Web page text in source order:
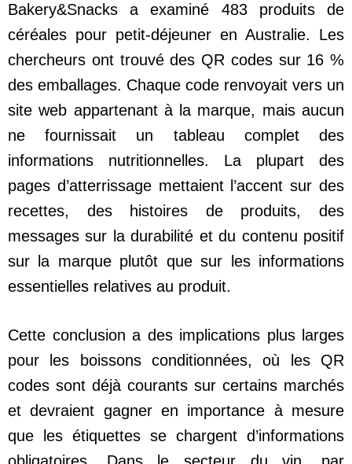
Bakery&Snacks a examiné 483 produits de
céréales pour petit-déjeuner en Australie. Les
chercheurs ont trouvé des QR codes sur 16 %
des emballages. Chaque code renvoyait vers un
site web appartenant à la marque, mais aucun
ne fournissait un tableau complet des
informations nutritionnelles. La plupart des
pages d’atterrissage mettaient l’accent sur des
recettes, des histoires de produits, des
messages sur la durabilité et du contenu positif
sur la marque plutôt que sur les informations
essentielles relatives au produit.
Cette conclusion a des implications plus larges
pour les boissons conditionnées, où les QR
codes sont déjà courants sur certains marchés
et devraient gagner en importance à mesure
que les étiquettes se chargent d’informations